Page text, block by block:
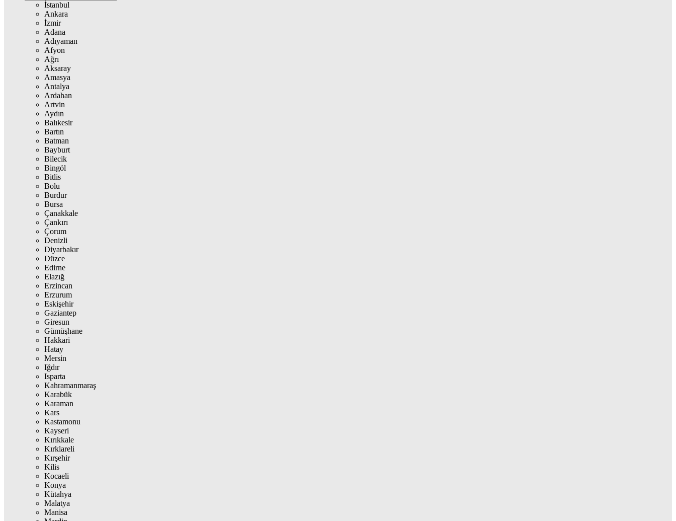
İstanbul
Ankara
İzmir
Adana
Adıyaman
Afyon
Ağrı
Aksaray
Amasya
Antalya
Ardahan
Artvin
Aydın
Balıkesir
Bartın
Batman
Bayburt
Bilecik
Bingöl
Bitlis
Bolu
Burdur
Bursa
Çanakkale
Çankırı
Çorum
Denizli
Diyarbakır
Düzce
Edirne
Elazığ
Erzincan
Erzurum
Eskişehir
Gaziantep
Giresun
Gümüşhane
Hakkari
Hatay
Mersin
Iğdır
Isparta
Kahramanmaraş
Karabük
Karaman
Kars
Kastamonu
Kayseri
Kırıkkale
Kırklareli
Kırşehir
Kilis
Kocaeli
Konya
Kütahya
Malatya
Manisa